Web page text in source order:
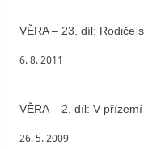
VĚRA – 23. díl: Rodiče
6. 8. 2011
VĚRA – 2. díl: V
26. 5. 2009